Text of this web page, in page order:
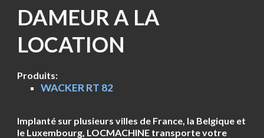
DAMEUR A LA
LOCATION
Produits:
WACKER RT 82
Implanté sur plusieurs villes de France, la Belgique et
le Luxembourg, LOCMACHINE transporte votre